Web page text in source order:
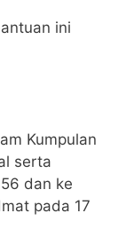
ini
Kumpulan
serta
dan ke
pada 17